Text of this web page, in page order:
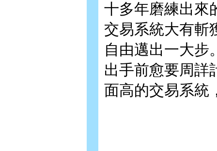
十多年磨練出來
交易系統大有斬
自由邁出一大步
出手前愈要周詳
面高的交易系統